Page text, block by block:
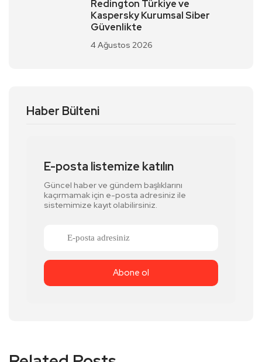
Redington Türkiye ve
Kaspersky Kurumsal Siber
Güvenlikte
4 Ağustos 2026
Haber Bülteni
E-posta listemize katılın
Güncel haber ve gündem başlıklarını
kaçırmamak için e-posta adresiniz ile
sistemimize kayıt olabilirsiniz.